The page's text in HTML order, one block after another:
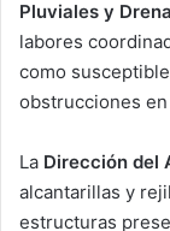
Pluviales y
labores
como
obstrucciones
La Dirección del
alcantarillas y
estructuras